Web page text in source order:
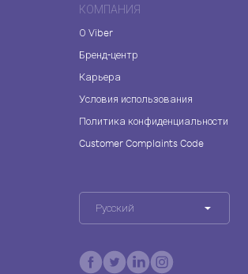
КОМПАНИЯ
О Viber
Бренд-центр
Карьера
Условия использования
Политика конфиденциальности
Customer Complaints Code
Русский